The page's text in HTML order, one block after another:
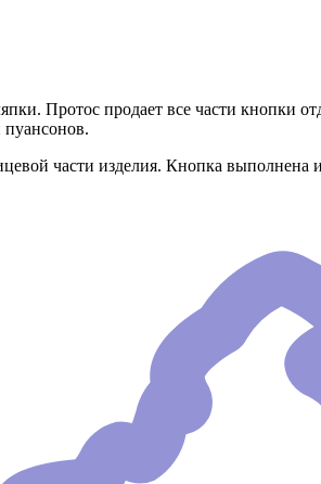
Протос продает все части кнопки
части изделия. Кнопка выполнена